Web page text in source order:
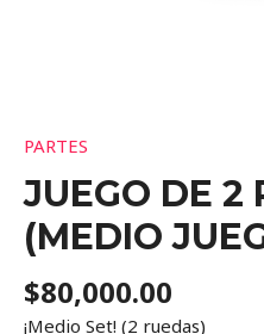
PARTES
JUEGO DE 2
(MEDIO
$80,000.00
¡Medio Set! (2 ruedas)